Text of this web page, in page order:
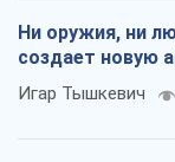
Ни оружия, ни
создает новую
Игар Тышкевич